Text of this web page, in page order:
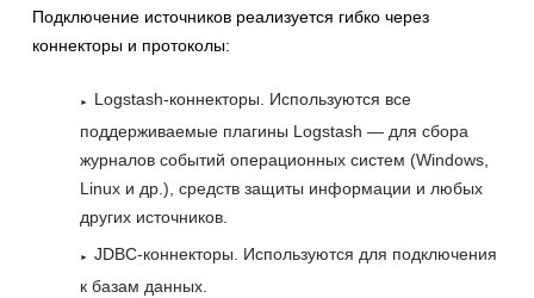
Подключение источников реализуется гибко через
коннекторы и протоколы:
Logstash-коннекторы. Используются все
поддерживаемые плагины Logstash — для сбора
журналов событий операционных систем (Windows,
Linux и др.), средств защиты информации и любых
других источников.
JDBC-коннекторы. Используются для подключения
к базам данных.